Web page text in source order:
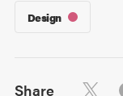
Design
Share